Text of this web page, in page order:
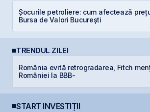
Șocurile petroliere: cum afectează
Bursa de Valori București
TRENDUL ZILEI
România evită retrogradarea, Fitch
României la BBB-
START INVESTIȚII